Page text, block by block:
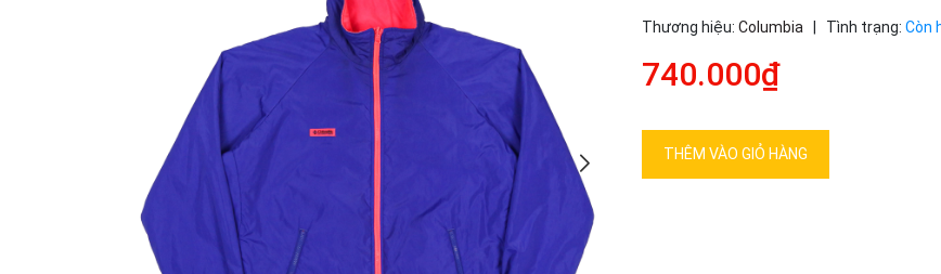
Thương hiệu: Columbia Tình trạng: Còn
740.000₫
THÊM VÀO GIỎ HÀNG